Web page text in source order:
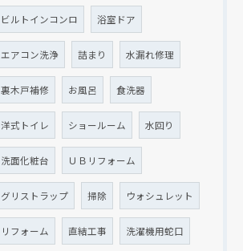
ビルトインコンロ 浴室ドア
エアコン洗浄 詰まり 水漏れ修理
裏木戸補修 お風呂 食洗器
洋式トイレ ショールーム 水回り
洗面化粧台 ＵＢリフォーム
グリストラップ 掃除 ウォシュレット
リフォーム 直結工事 洗濯機用蛇口